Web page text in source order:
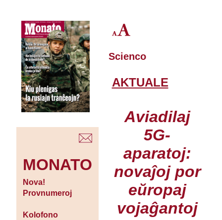
MONATO
Nova!
Provnumeroj
Kolofono
Scienco
AKTUALE
Aviadilaj
5G-
aparatoj:
novaĵoj por
eŭropaj
vojaĝantoj